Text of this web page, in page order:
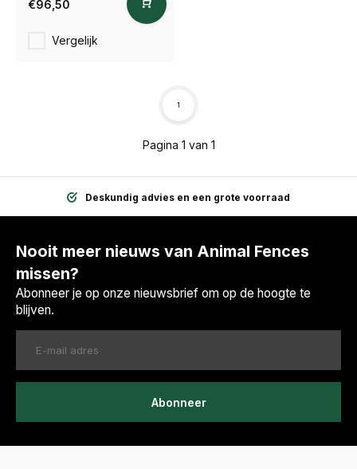
€96,50
Vergelijk
Pagina 1 van 1
1
Deskundig advies en een grote voorraad
Nooit meer nieuws van Animal Fences
missen?
Abonneer je op onze nieuwsbrief om op de hoogte te
blijven.
Abonneer